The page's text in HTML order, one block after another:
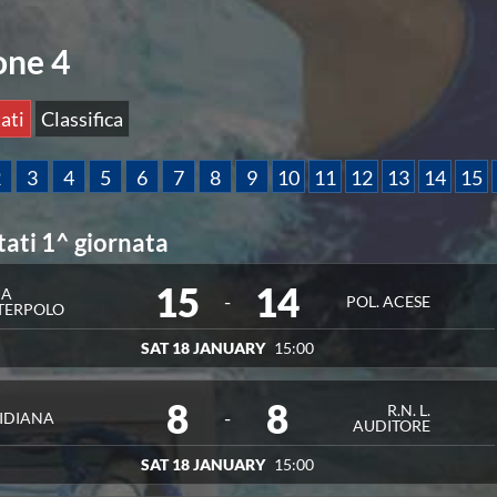
4
Classifica
3 4 5 6 7 8 9 10 11 12 13 14 15
1^ giornata
15 - 14 POL. ACESE
SAT 18 JANUARY 15:00
8 - 8
R.N. L.
AUDITORE
SAT 18 JANUARY 15:00
SQUADRA PENALITÀ
89
15
10 0
WP CATANIA
5 0